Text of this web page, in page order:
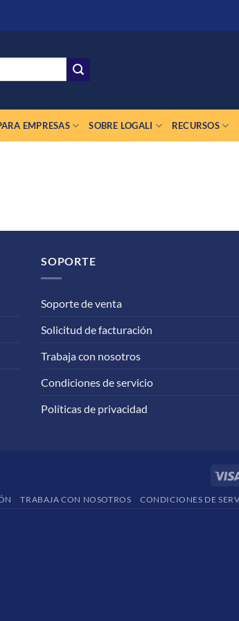
EMPRESAS SOBRE LOGALI RECURSOS
SOPORTE
Soporte de venta
Solicitud de facturación
Trabaja con nosotros
Condiciones de servicio
Políticas de privacidad
TRABAJA CON NOSOTROS CONDICIONES DE